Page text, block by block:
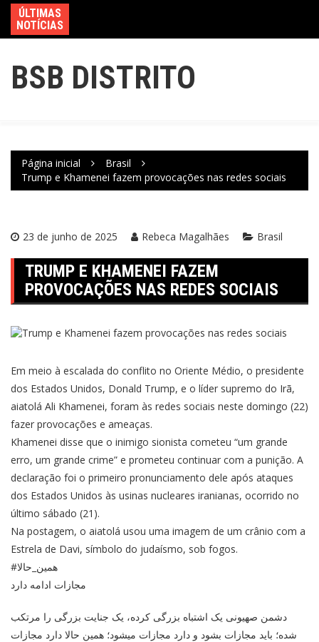
ÚLTIMAS
NOTÍCIAS
BSB DISTRITO
Página inicial
Brasil
Trump e Khamenei fazem provocações nas redes sociais
23 de junho de 2025 Rebeca Magalhães Brasil
TRUMP E KHAMENEI FAZEM
PROVOCAÇÕES NAS REDES SOCIAIS
Em meio à escalada do conflito no Oriente Médio, o presidente
dos Estados Unidos, Donald Trump, e o líder supremo do Irã,
aiatolá Ali Khamenei, foram às redes sociais neste domingo (22)
fazer provocações e ameaças.
Khamenei disse que o inimigo sionista cometeu “um grande
erro, um grande crime” e prometeu continuar com a punição. A
declaração foi o primeiro pronunciamento dele após ataques
dos Estados Unidos às usinas nucleares iranianas, ocorrido no
último sábado (21).
Na postagem, o aiatolá usou uma imagem de um crânio com a
Estrela de Davi, símbolo do judaísmo, sob fogos.
#همین_حالا
مجازات ادامه دارد
دشمن صهیونی یک اشتباه بزرگی کرده، یک جنایت بزرگی را مرتکب
شده؛ باید مجازات بشود و دارد مجازات میشود؛ همین حالا دارد مجازات